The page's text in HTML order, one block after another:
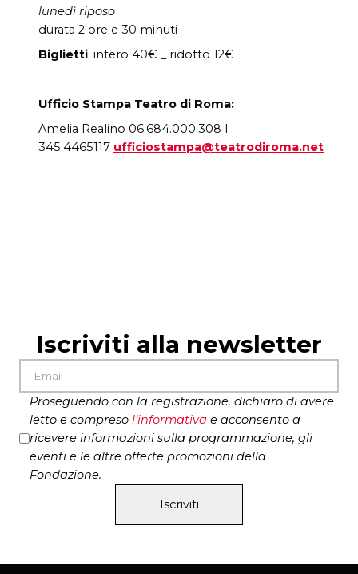
lunedì riposo
durata 2 ore e 30 minuti
Biglietti: intero 40€ _ ridotto 12€
Ufficio Stampa Teatro di Roma:
Amelia Realino 06.684.000.308 I
345.4465117 ufficiostampa@teatrodiroma.net
Iscriviti alla newsletter
Proseguendo con la registrazione, dichiaro di avere
letto e compreso l’informativa e acconsento a
ricevere informazioni sulla programmazione, gli
eventi e le altre offerte promozioni della
Fondazione.
Iscriviti